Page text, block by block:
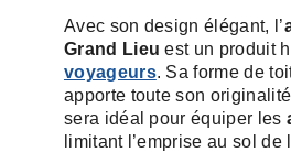
Avec son design élégant, l’
Grand Lieu est un produit
voyageurs. Sa forme de
apporte toute son originalité
sera idéal pour équiper les
limitant l’emprise au sol de